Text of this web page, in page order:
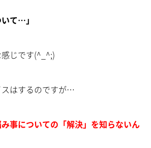
て…」
じです(^_^;)
はするのですが…
事についての「解決」を知らないん